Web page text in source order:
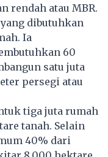
rendah atau MBR.
dibutuhkan
Ia
60
satu juta
persegi atau
tiga juta rumah
tanah. Selain
40% dari